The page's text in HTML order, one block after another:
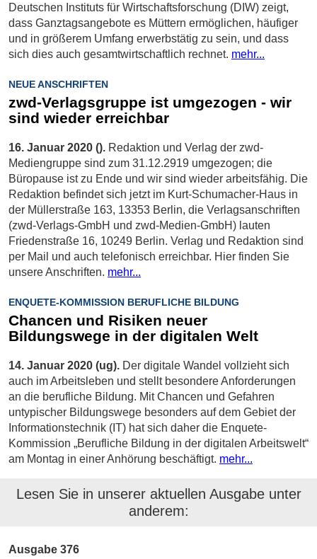
Deutschen Instituts für Wirtschaftsforschung (DIW) zeigt,
dass Ganztagsangebote es Müttern ermöglichen, häufiger
und in größerem Umfang erwerbstätig zu sein, und dass
sich dies auch gesamtwirtschaftlich rechnet. mehr...
NEUE ANSCHRIFTEN
zwd-Verlagsgruppe ist umgezogen - wir
sind wieder erreichbar
16. Januar 2020 (). Redaktion und Verlag der zwd-
Mediengruppe sind zum 31.12.2919 umgezogen; die
Büropause ist zu Ende und wir sind wieder arbeitsfähig. Die
Redaktion befindet sich jetzt im Kurt-Schumacher-Haus in
der Müllerstraße 163, 13353 Berlin, die Verlagsanschriften
(zwd-Verlags-GmbH und zwd-Medien-GmbH) lauten
Friedenstraße 16, 10249 Berlin. Verlag und Redaktion sind
per Mail und auch telefonisch erreichbar. Hier finden Sie
unsere Anschriften. mehr...
ENQUETE-KOMMISSION BERUFLICHE BILDUNG
Chancen und Risiken neuer
Bildungswege in der digitalen Welt
14. Januar 2020 (ug). Der digitale Wandel vollzieht sich
auch im Arbeitsleben und stellt besondere Anforderungen
an die berufliche Bildung. Mit Chancen und Gefahren
untypischer Bildungswege besonders auf dem Gebiet der
Informationstechnik (IT) hat sich daher die Enquete-
Kommission „Berufliche Bildung in der digitalen Arbeitswelt“
am Montag in einer Anhörung beschäftigt. mehr...
Lesen Sie in unserer aktuellen Ausgabe unter
anderem:
Ausgabe 376